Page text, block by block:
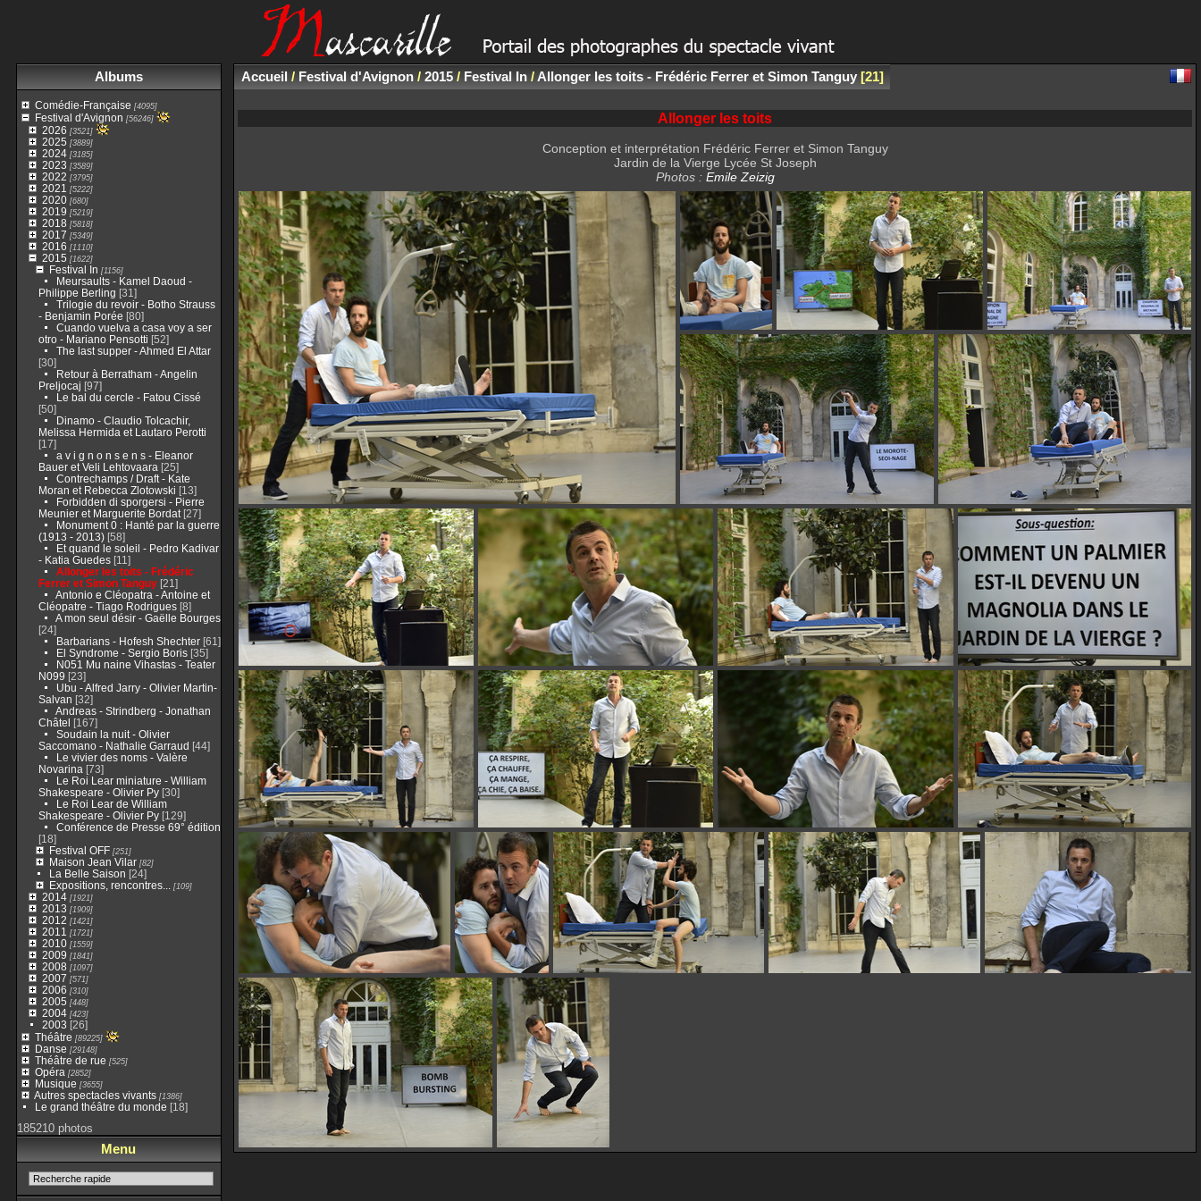
Albums
Comédie-Française [4095]
Festival d'Avignon [56246]
2026 [3521]
2025 [3889]
2024[3185]
2023 [3589]
2022 [3795]
2021 [5222]
2020[680]
2019 [5219]
2018 [5818]
2017 [5349]
2016 [1110]
2015 [1622]
Festival In [1156]
Meursaults - Kamel Daoud -
Philippe Berling [31]
Trilogie du revoir - Botho Strauss
- Benjamin Porée [80]
Cuando vuelva a casa voy a ser
otro - Mariano Pensotti [52]
The last supper - Ahmed El Attar
[30]
Retour à Berratham - Angelin
Preljocaj [97]
Le bal du cercle - Fatou Cissé
[50]
Dinamo - Claudio Tolcachir,
Melissa Hermida et Lautaro Perotti
[17]
a v i g n o n s e n s - Eleanor
Bauer et Veli Lehtovaara [25]
Contrechamps / Draft - Kate
Moran et Rebecca Zlotowski [13]
Forbidden di sporgersi - Pierre
Meunier et Marguerite Bordat[27]
Monument 0 : Hanté par la guerre
(1913 - 2013)[58]
Et quand le soleil - Pedro Kadivar
- Katia Guedes[11]
Allonger les toits - Frédéric
Ferrer et Simon Tanguy[21]
Antonio e Cléopatra - Antoine et
Cléopatre - Tiago Rodrigues[8]
A mon seul désir - Gaëlle Bourges
[24]
Barbarians - Hofesh Shechter[61]
El Syndrome - Sergio Boris[35]
N051 Mu naine Vihastas - Teater
N099 [23]
Ubu - Alfred Jarry - Olivier Martin-
Salvan [32]
Andreas - Strindberg - Jonathan
Châtel [167]
Soudain la nuit - Olivier
Saccomano - Nathalie Garraud [44]
Le vivier des noms - Valère
Novarina [73]
Le Roi Lear miniature - William
Shakespeare - Olivier Py[30]
Le Roi Lear de William
Shakespeare - Olivier Py[129]
Conférence de Presse 69° édition
[18]
Festival OFF[251]
Maison Jean Vilar[82]
La Belle Saison [24]
Expositions, rencontres...
[109]
2014[1921]
2013 [1909]
2012 [1421]
2011 [1721]
2010[1559]
2009 [1841]
2008 [1097]
2007 [571]
2006 [310]
2005 [448]
2004[423]
2003 [26]
Théâtre [89225]
Danse [29148]
Théâtre de rue [525]
Opéra [2852]
Musique [3655]
Autres spectacles vivants[1386]
Le grand théâtre du monde [18]
185210 photos
Menu
Accueil/ Festival d'Avignon/ 2015/ Festival In/Allonger les toits - Frédéric Ferrer et Simon Tanguy 21
Allonger les toits
Conception et interprétation Frédéric Ferrer et Simon Tanguy
Jardin de la Vierge Lycée St Joseph
Photos : Emile Zeizig